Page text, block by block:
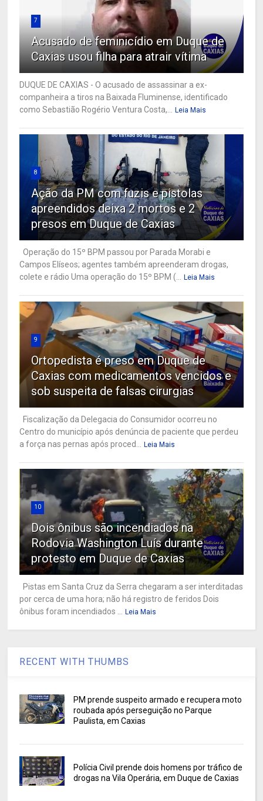
7
Acusado de feminicídio em Duque de
Caxias usou filha para atrair vítima
DUQUE DE CAXIAS - O acusado de assassinar a ex-
companheira a tiros na Baixada Fluminense, identificado
como Sebastião Rogério Ventura Costa,...
Leia Mais
8
Ação da PM com fuzis e pistolas
apreendidos deixa 2 mortos e 2
presos em Duque de Caxias
Operação do 15º BPM passou por Parada Morabi e
Campos Elíseos; agentes também apreenderam drogas,
colete e rádio Uma operação do 15º BPM (...
Leia Mais
9
Ortopedista é preso em Duque de
Caxias com medicamentos vencidos e
sob suspeita de falsas cirurgias
Fiscalização da Delegacia do Consumidor ocorreu no
Centro do município após denúncia de paciente que perdeu
a força nas pernas após proced...
Leia Mais
10
Dois ônibus são incendiados na
Rodovia Washington Luís durante
protesto em Duque de Caxias
Pistas em Santa Cruz da Serra chegaram a ser interditadas
por cerca de uma hora; não há registro de feridos Dois
ônibus foram incendiados ...
Leia Mais
RECENT WITH THUMBS
PM prende suspeito armado e recupera moto
roubada após perseguição no Parque
Paulista, em Caxias
Polícia Civil prende dois homens por tráfico de
drogas na Vila Operária, em Duque de Caxias